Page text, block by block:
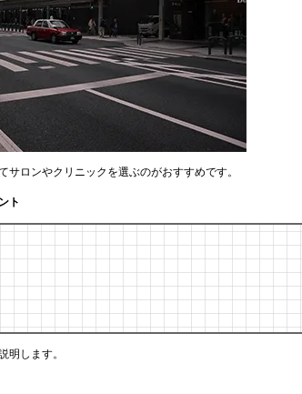
ロンやクリニックを選ぶのがおすすめです。
ト
明します。